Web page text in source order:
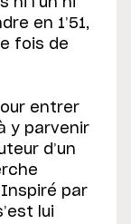
en 1’51,
fois de
entrer
y parvenir
d’un
Inspiré par
lui